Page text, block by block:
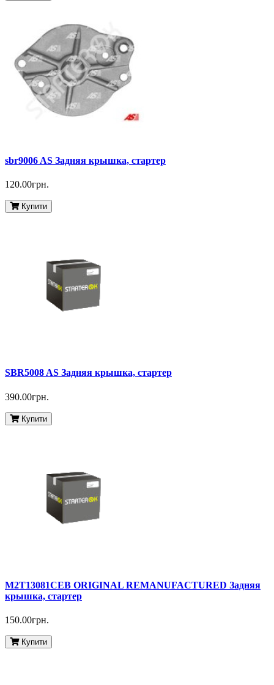
sbr9006 AS Задняя крышка, стартер
120.00грн.
Купити
SBR5008 AS Задняя крышка, стартер
390.00грн.
Купити
M2T13081CEB ORIGINAL REMANUFACTURED Задняя
крышка, стартер
150.00грн.
Купити